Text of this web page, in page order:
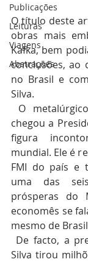
Publicações
Leituras
Viagens
Abstrações
O título deste
obras mais
Kafka, bem
conclusões, ao
no Brasil e
Silva.
chegou a
figura
mundial. Ele é
FMI do país e
uma das
prósperas do
economês se
mesmo de
Silva tirou